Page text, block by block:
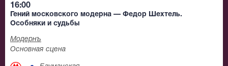
16:00
Гений московского модерна — Федор Шехтель.
Особняки и судьбы
Модернъ
Основная сцена